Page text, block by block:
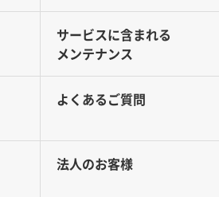
サービスに含まれる
メンテナンス
よくあるご質問
法人のお客様